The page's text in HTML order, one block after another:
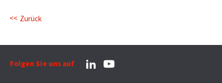
Zurück
Folgen Sie uns auf